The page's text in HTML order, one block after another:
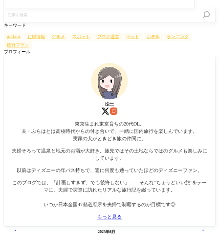
を
索
キーワード
pickup お得情報 グルメ スポット ブログ運営 ペット ホテル
ランニング
旅行プラン
プロフィール
ゆー
東京生まれ東京育ちの20代OL。
夫・ぷらはとは高校時代からの付き合いで、一緒に国内旅行を楽しんでいます。
実家の犬がときどき旅の仲間に。
夫婦そろって温泉と地元のお酒が大好き。旅先ではその土地ならではのグルメも楽しみに
しています。
以前はディズニーの年パス持ちで、週に何度も通っていたほどのディズニーファン。
このブログでは、「計画しすぎず、でも後悔しない」——そんな“ちょうどいい旅”をテー
マに、夫婦で実際に訪れたリアルな旅行記を綴っています。
いつか日本全国47都道府県を夫婦で制覇するのが目標です◎
もっと見る
2023年6月